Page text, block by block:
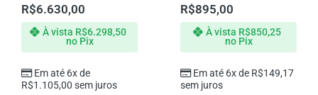
R$6.630,00
Em até 6x de
R$1.105,00 sem juros
À vista R$6.298,50
no Pix
R$895,00
Em até 6x de R$149,17
sem juros
À vista R$850,25
no Pix